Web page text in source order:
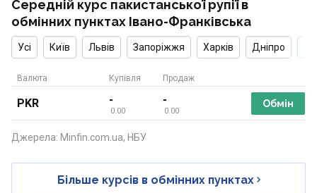
Середній курс пакистанської рупії в
обмінних пунктах Івано-Франківська
Усі Київ Львів Запоріжжя Харків Дніпро
Валюта Купівля Продаж
PKR -
0.00
-
0.00
Обмін
Більше курсів в обмінних пунктах
Джерела: Minfin.com.ua, НБУ